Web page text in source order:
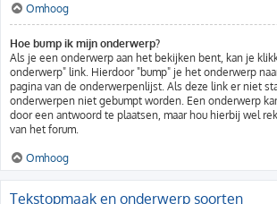
Omhoog
Hoe bump ik mijn onderwerp?
Als je een onderwerp aan het bekijken bent, kan je
onderwerp" link. Hierdoor "bump" je het onderwerp
pagina van de onderwerpenlijst. Als deze link er niet
onderwerpen niet gebumpt worden. Een onderwerp
door een antwoord te plaatsen, maar hou hierbij wel
van het forum.
Omhoog
Tekstopmaak en onderwerp soorten